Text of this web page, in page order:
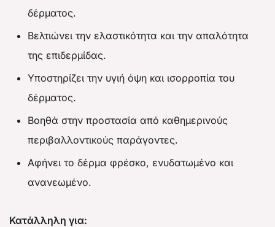
δέρματος.
Βελτιώνει την ελαστικότητα και την απαλότητα
της επιδερμίδας.
Υποστηρίζει την υγιή όψη και ισορροπία του
δέρματος.
Βοηθά στην προστασία από καθημερινούς
περιβαλλοντικούς παράγοντες.
Αφήνει το δέρμα φρέσκο, ενυδατωμένο και
ανανεωμένο.
Κατάλληλη για: